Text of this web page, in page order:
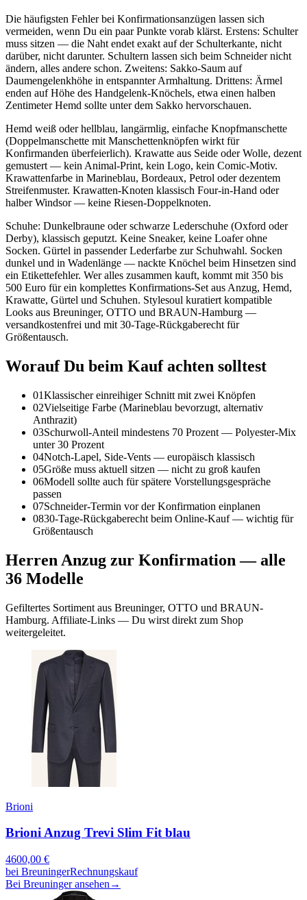
Die häufigsten Fehler bei Konfirmationsanzügen lassen sich
vermeiden, wenn Du ein paar Punkte vorab klärst. Erstens: Schulter
muss sitzen — die Naht endet exakt auf der Schulterkante, nicht
darüber, nicht darunter. Schultern lassen sich beim Schneider nicht
ändern, alles andere schon. Zweitens: Sakko-Saum auf
Daumengelenkhöhe in entspannter Armhaltung. Drittens: Ärmel
enden auf Höhe des Handgelenk-Knöchels, etwa einen halben
Zentimeter Hemd sollte unter dem Sakko hervorschauen.
Hemd weiß oder hellblau, langärmlig, einfache Knopfmanschette
(Doppelmanschette mit Manschettenknöpfen wirkt für
Konfirmanden überfeierlich). Krawatte aus Seide oder Wolle, dezent
gemustert — kein Animal-Print, kein Logo, kein Comic-Motiv.
Krawattenfarbe in Marineblau, Bordeaux, Petrol oder dezentem
Streifenmuster. Krawatten-Knoten klassisch Four-in-Hand oder
halber Windsor — keine Riesen-Doppelknoten.
Schuhe: Dunkelbraune oder schwarze Lederschuhe (Oxford oder
Derby), klassisch geputzt. Keine Sneaker, keine Loafer ohne
Socken. Gürtel in passender Lederfarbe zur Schuhwahl. Socken
dunkel und in Wadenlänge — nackte Knöchel beim Hinsetzen sind
ein Etikettefehler. Wer alles zusammen kauft, kommt mit 350 bis
500 Euro für ein komplettes Konfirmations-Set aus Anzug, Hemd,
Krawatte, Gürtel und Schuhen. Stylesoul kuratiert kompatible
Looks aus Breuninger, OTTO und BRAUN-Hamburg —
versandkostenfrei und mit 30-Tage-Rückgaberecht für
Größentausch.
Worauf Du beim Kauf achten solltest
01Klassischer einreihiger Schnitt mit zwei Knöpfen
02Vielseitige Farbe (Marineblau bevorzugt, alternativ
Anthrazit)
03Schurwoll-Anteil mindestens 70 Prozent — Polyester-Mix
unter 30 Prozent
04Notch-Lapel, Side-Vents — europäisch klassisch
05Größe muss aktuell sitzen — nicht zu groß kaufen
06Modell sollte auch für spätere Vorstellungsgespräche
passen
07Schneider-Termin vor der Konfirmation einplanen
0830-Tage-Rückgaberecht beim Online-Kauf — wichtig für
Größentausch
Herren Anzug zur Konfirmation — alle
36 Modelle
Gefiltertes Sortiment aus Breuninger, OTTO und BRAUN-
Hamburg. Affiliate-Links — Du wirst direkt zum Shop
weitergeleitet.
Brioni
Brioni Anzug Trevi Slim Fit blau
4600,00 €
bei BreuningerRechnungskauf
Bei Breuninger ansehen →